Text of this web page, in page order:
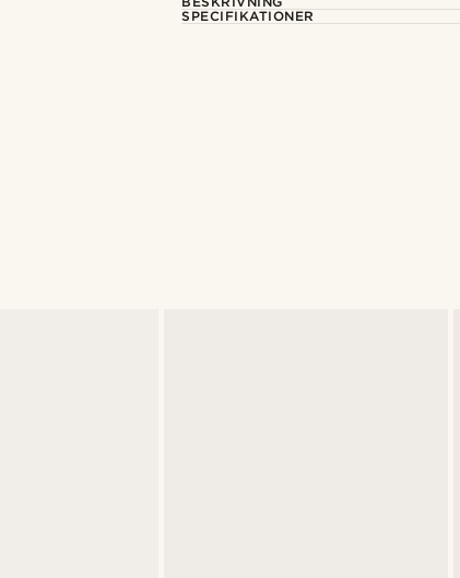
SPECIFIKATIONER